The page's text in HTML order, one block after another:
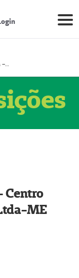
Prestador CERPAM – Centro de Reabilitação S/S Ltda-ME (52004274-8)
Centro
ME